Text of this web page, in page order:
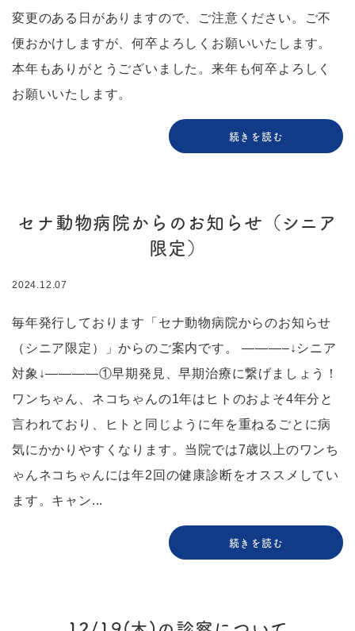
変更のある日がありますので、ご注意ください。ご不
便おかけしますが、何卒よろしくお願いいたします。
本年もありがとうございました。来年も何卒よろしく
お願いいたします。
続きを読む
セナ動物病院からのお知らせ（シニア
限定）
2024.12.07
毎年発行しております「セナ動物病院からのお知らせ
（シニア限定）」からのご案内です。 ———–↓シニア
対象↓————①早期発見、早期治療に繋げましょう！
ワンちゃん、ネコちゃんの1年はヒトのおよそ4年分と
言われており、ヒトと同じように年を重ねるごとに病
気にかかりやすくなります。当院では7歳以上のワンち
ゃんネコちゃんには年2回の健康診断をオススメしてい
ます。キャン...
続きを読む